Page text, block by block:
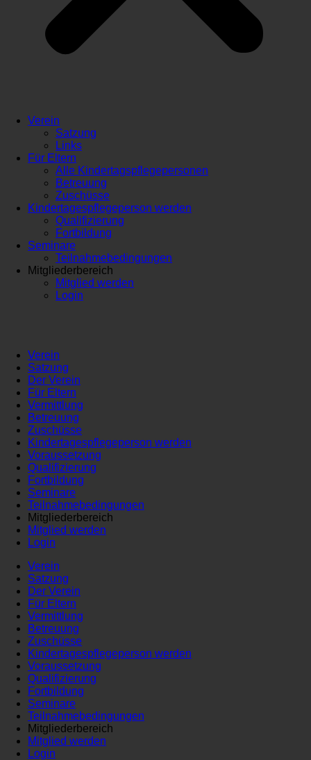
Verein
Satzung
Links
Für Eltern
Alle Kindertagspflegepersonen
Betreuung
Zuschüsse
Kindertagespflegeperson werden
Qualifizierung
Fortbildung
Seminare
Teilnahmebedingungen
Mitgliederbereich
Mitglied werden
Login
Verein
Satzung
Der Verein
Für Eltern
Vermittlung
Betreuung
Zuschüsse
Kindertagespflegeperson werden
Voraussetzung
Qualifizierung
Fortbildung
Seminare
Teilnahmebedingungen
Mitgliederbereich
Mitglied werden
Login
Verein
Satzung
Der Verein
Für Eltern
Vermittlung
Betreuung
Zuschüsse
Kindertagespflegeperson werden
Voraussetzung
Qualifizierung
Fortbildung
Seminare
Teilnahmebedingungen
Mitgliederbereich
Mitglied werden
Login